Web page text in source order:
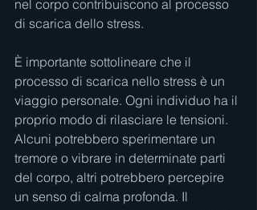
nel corpo contribuiscono al processo
di scarica dello stress.
È importante sottolineare che il
processo di scarica nello stress è un
viaggio personale. Ogni individuo ha il
proprio modo di rilasciare le tensioni.
Alcuni potrebbero sperimentare un
tremore o vibrare in determinate parti
del corpo, altri potrebbero percepire
un senso di calma profonda. Il